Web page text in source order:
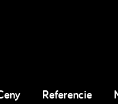
Referencie